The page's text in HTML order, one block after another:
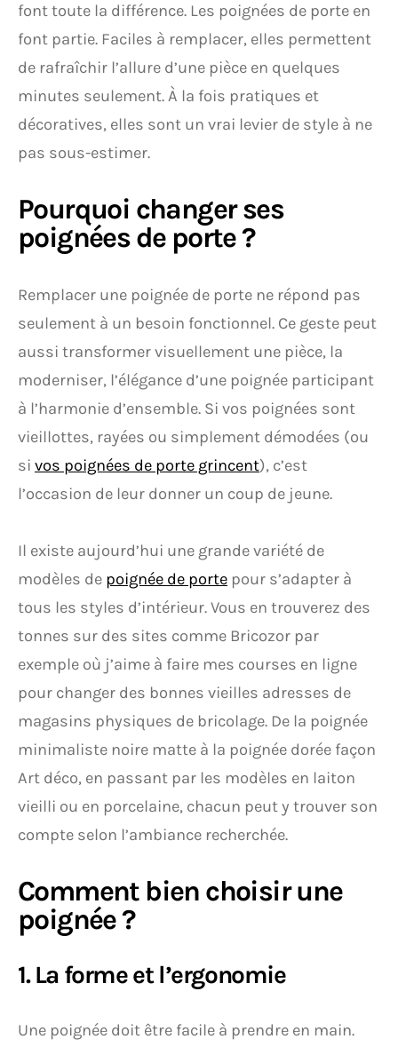
font toute la différence. Les poignées de porte en
font partie. Faciles à remplacer, elles permettent
de rafraîchir l’allure d’une pièce en quelques
minutes seulement. À la fois pratiques et
décoratives, elles sont un vrai levier de style à ne
pas sous-estimer.
Pourquoi changer ses
poignées de porte ?
Remplacer une poignée de porte ne répond pas
seulement à un besoin fonctionnel. Ce geste peut
aussi transformer visuellement une pièce, la
moderniser, l’élégance d’une poignée participant
à l’harmonie d’ensemble. Si vos poignées sont
vieillottes, rayées ou simplement démodées (ou
si vos poignées de porte grincent), c’est
l’occasion de leur donner un coup de jeune.
Il existe aujourd’hui une grande variété de
modèles de poignée de porte pour s’adapter à
tous les styles d’intérieur. Vous en trouverez des
tonnes sur des sites comme Bricozor par
exemple où j’aime à faire mes courses en ligne
pour changer des bonnes vieilles adresses de
magasins physiques de bricolage. De la poignée
minimaliste noire matte à la poignée dorée façon
Art déco, en passant par les modèles en laiton
vieilli ou en porcelaine, chacun peut y trouver son
compte selon l’ambiance recherchée.
Comment bien choisir une
poignée ?
1. La forme et l’ergonomie
Une poignée doit être facile à prendre en main.